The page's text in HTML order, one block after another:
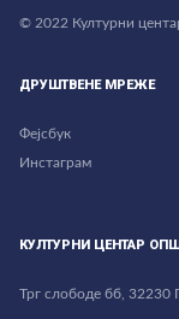
© 2022 Културни
ДРУШТВЕНЕ МРЕЖЕ
Фејсбук
Инстаграм
КУЛТУРНИ ЦЕНТАР
Трг слободе бб, 32230